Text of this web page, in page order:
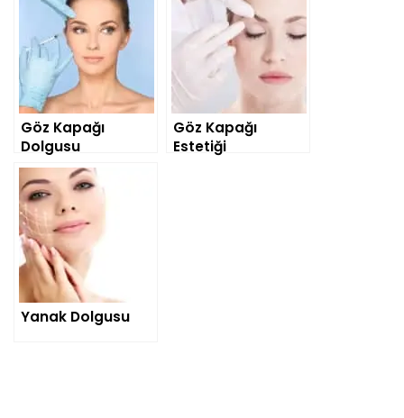
Göz Kapağı
Dolgusu
Göz Kapağı
Estetiği
Yanak Dolgusu